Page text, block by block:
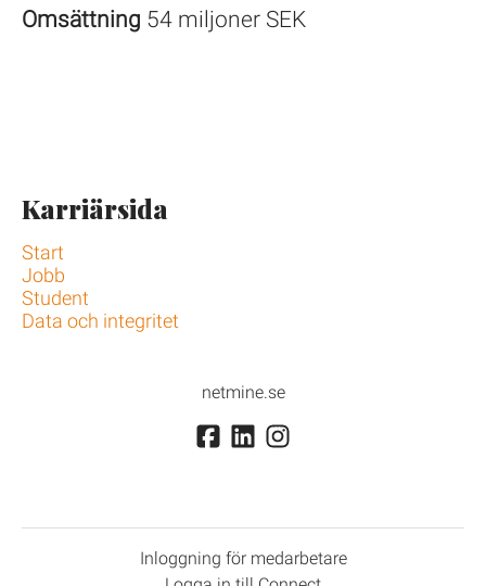
Omsättning 54 miljoner SEK
Karriärsida
Start
Jobb
Student
Data och integritet
netmine.se
Inloggning för medarbetare